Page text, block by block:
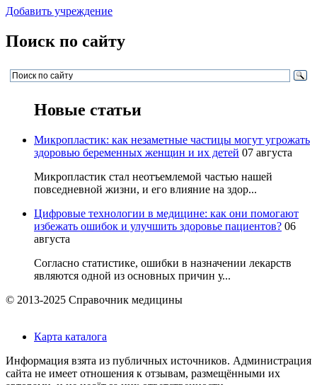
Добавить учреждение
Поиск по сайту
Новые статьи
Микропластик: как незаметные частицы могут угрожать
здоровью беременных женщин и их детей 07 августа
Микропластик стал неотъемлемой частью нашей
повседневной жизни, и его влияние на здор...
Цифровые технологии в медицине: как они помогают
избежать ошибок и улучшить здоровье пациентов? 06
августа
Согласно статистике, ошибки в назначении лекарств
являются одной из основных причин у...
© 2013-2025 Справочник медицины
Карта каталога
Информация взята из публичных источников. Администрация
сайта не имеет отношения к отзывам, размещёнными их